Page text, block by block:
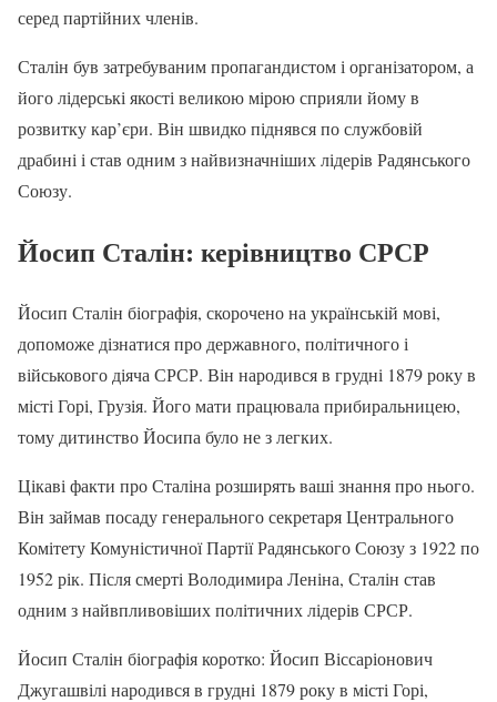
серед партійних членів.
Сталін був затребуваним пропагандистом і організатором, а
його лідерські якості великою мірою сприяли йому в
розвитку кар’єри. Він швидко піднявся по службовій
драбині і став одним з найвизначніших лідерів Радянського
Союзу.
Йосип Сталін: керівництво СРСР
Йосип Сталін біографія, скорочено на українській мові,
допоможе дізнатися про державного, політичного і
військового діяча СРСР. Він народився в грудні 1879 року в
місті Горі, Грузія. Його мати працювала прибиральницею,
тому дитинство Йосипа було не з легких.
Цікаві факти про Сталіна розширять ваші знання про нього.
Він займав посаду генерального секретаря Центрального
Комітету Комуністичної Партії Радянського Союзу з 1922 по
1952 рік. Після смерті Володимира Леніна, Сталін став
одним з найвпливовіших політичних лідерів СРСР.
Йосип Сталін біографія коротко: Йосип Віссаріонович
Джугашвілі народився в грудні 1879 року в місті Горі,